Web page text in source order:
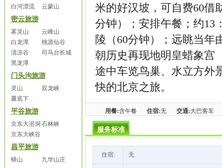
白河漂流
云蒙山
密云旅游
雾灵山
云峰山
白龙潭
桃源仙谷
清凉谷
司马台长城
黑龙潭
门头沟旅游
灵山
双龙峡
爨底下
平谷旅游
京东大溶洞 石林峡
京东大峡谷
昌平旅游
蟒山 九华山庄
米的好汉坡，可自费60借
分钟）；安排午餐；约
陵（60分钟）；远眺当年
朝历史再现地明皇蜡象宫
途中车览鸟巢、水立方外
快的北京之旅。
用餐:含午餐 住宿:无 交通:大巴客车
服务标准
住宿: 无